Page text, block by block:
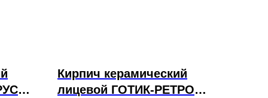
Кирпич керамический
лицевой ГОТИК-РЕТРО